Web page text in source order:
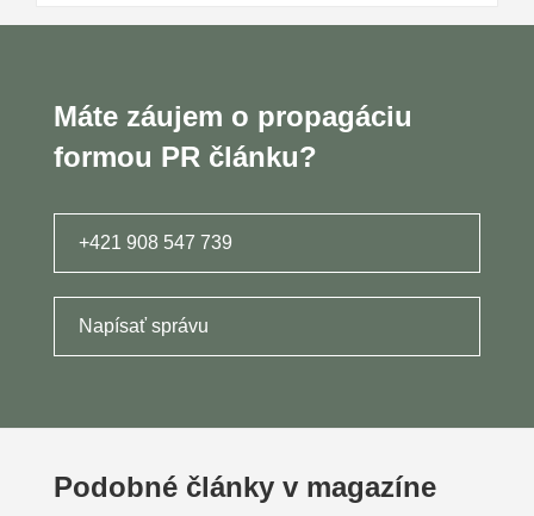
Máte záujem o propagáciu
formou PR článku?
+421 908 547 739
Napísať správu
Podobné články v magazíne